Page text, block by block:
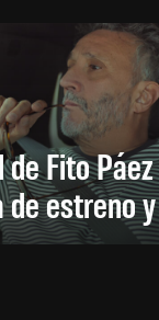
de Fito
de estreno